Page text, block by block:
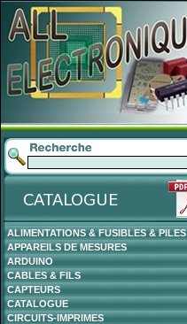
ALIMENTATIONS & FUSIBLES & PILES
APPAREILS DE MESURES
ARDUINO
CABLES & FILS
CAPTEURS
CATALOGUE
CIRCUITS-IMPRIMES